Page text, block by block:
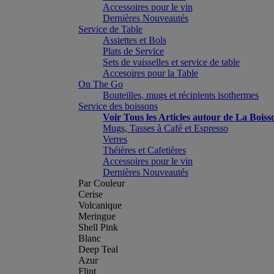
Accessoires pour le vin
Dernières Nouveautés
Service de Table
Assiettes et Bols
Plats de Service
Sets de vaisselles et service de table
Accesoires pour la Table
On The Go
Bouteilles, mugs et récipients isothermes
Service des boissons
Voir Tous les Articles autour de La
Mugs, Tasses à Café et Espresso
Verres
Théières et Cafetières
Accessoires pour le vin
Dernières Nouveautés
Par Couleur
Cerise
Volcanique
Meringue
Shell Pink
Blanc
Deep Teal
Azur
Flint